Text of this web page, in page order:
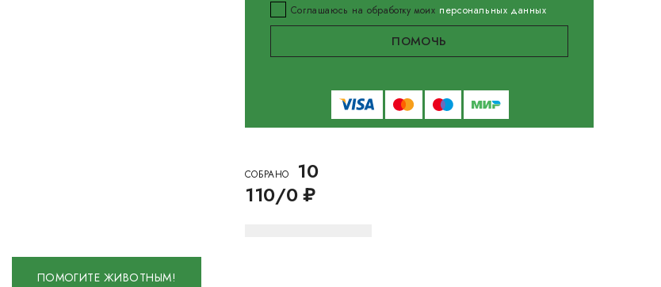
ПОМОГИТЕ ЖИВОТНЫМ!
Соглашаюсь на обработку моих персональных данных
CОБРАНО
10
110/0 ₽